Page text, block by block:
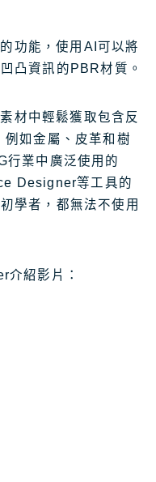
功能，使用AI可以將
凸資訊的PBR材質。
材中輕鬆獲取包含反
如金屬、皮革和樹
行業中廣泛使用的
Designer等工具的
學者，都無法不使用
紹影片：